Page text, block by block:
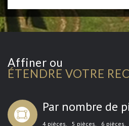
Affiner ou
ÉTENDRE VOTRE
Par nombre de
4 pièces. 5 pièces. 6 pièces.